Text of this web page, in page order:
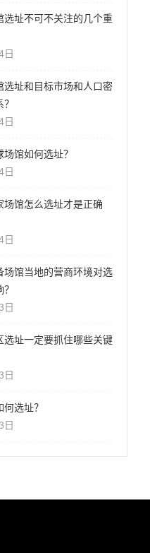
选址不可不关注的几个重
日
选址和目标市场和人口密
日
馆如何选址？
日
场馆怎么选址才是正确
日
场馆当地的营商环境对选
日
选址一定要抓住哪些关键
日
选址？
日